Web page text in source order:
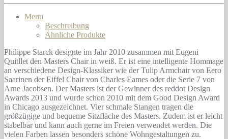
Menu
Beschreibung
Ähnliche Produkte
Philippe Starck designte im Jahr 2010 zusammen mit Eugeni
Quitllet den Masters Chair in weiß. Er ist eine intelligente Hommage
an verschiedene Design-Klassiker wie der Tulip Armchair von Eero
Saarinen der Eiffel Chair von Charles Eames oder die Serie 7 von
Arne Jacobsen. Der Masters ist der Gewinner des reddot Design
Awards 2013 und wurde schon 2010 mit dem Good Design Award
in Chicago ausgezeichnet. Vier schmale Stangen tragen die
größzügige und bequeme Sitzfläche des Masters. Zudem ist er leicht
stabelbar und kann auch gerne im Freien verwendet werden. Die
vielen Farben lassen besonders schöne Wohngestaltungen zu.